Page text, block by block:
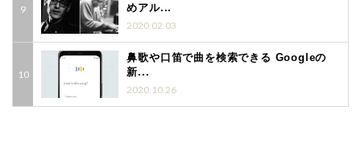
めアル...
2020.02.03
鼻歌や口笛で曲を検索できる Googleの
新...
2020.10.26